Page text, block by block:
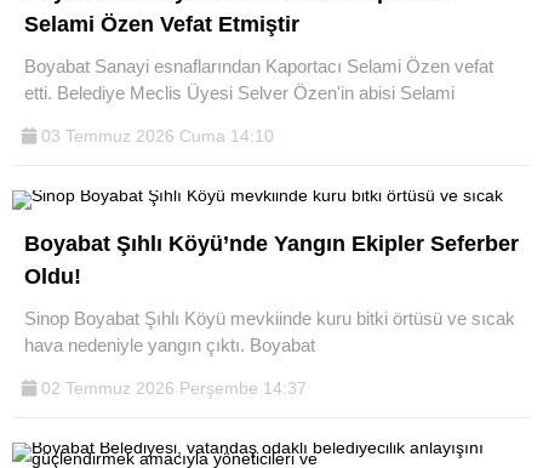
Selami Özen Vefat Etmiştir
Boyabat Sanayi esnaflarından Kaportacı Selami Özen vefat
etti. Belediye Meclis Üyesi Selver Özen'in abisi Selami
03 Temmuz 2026 Cuma 14:10
Boyabat Şıhlı Köyü’nde Yangın Ekipler Seferber
Oldu!
Sinop Boyabat Şıhlı Köyü mevkiinde kuru bitki örtüsü ve sıcak
hava nedeniyle yangın çıktı. Boyabat
02 Temmuz 2026 Perşembe 14:37